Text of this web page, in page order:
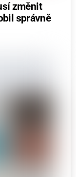
změnit
správně